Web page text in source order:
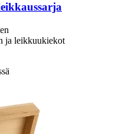
ja leikkuukiekot